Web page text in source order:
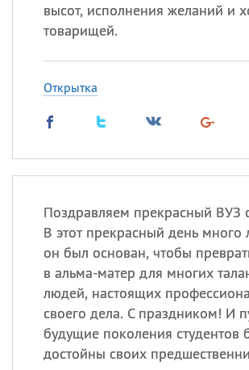
высот, исполнения желаний и
товарищей.
Открытка
Поздравляем прекрасный ВУЗ
В этот прекрасный день много
он был основан, чтобы
в альма-матер для многих
людей, настоящих
своего дела. С праздником! И
будущие поколения студентов
достойны своих